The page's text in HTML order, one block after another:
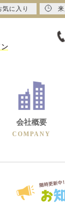
会社概要
COMPANY
気に入り